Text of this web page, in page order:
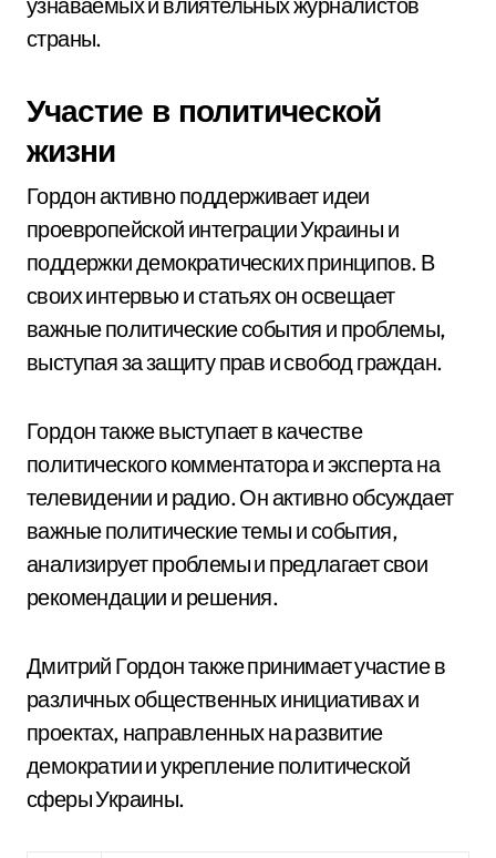
страны.
Участие в политической
жизни
Гордон активно поддерживает идеи
проевропейской интеграции Украины и
поддержки демократических принципов. В
своих интервью и статьях он освещает
важные политические события и проблемы,
выступая за защиту прав и свобод граждан.
Гордон также выступает в качестве
политического комментатора и эксперта на
телевидении и радио. Он активно обсуждает
важные политические темы и события,
анализирует проблемы и предлагает свои
рекомендации и решения.
Дмитрий Гордон также принимает участие в
различных общественных инициативах и
проектах, направленных на развитие
демократии и укрепление политической
сферы Украины.